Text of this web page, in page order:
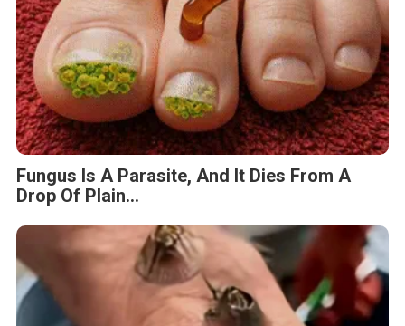
Fungus Is A Parasite, And It Dies From A
Drop Of Plain...